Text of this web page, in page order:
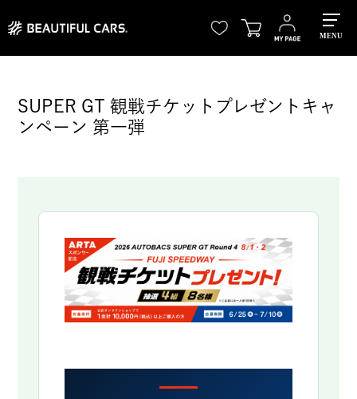
MENU
SUPER GT 観戦チケットプレゼントキャ
ンペーン 第一弾